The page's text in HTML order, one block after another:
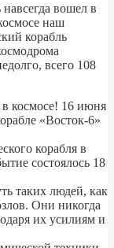
вошел в
наш
корабль
всего 108
космосе! 16 июня
«Восток-6»
корабля в
состоялось 18
таких людей, как
Они никогда
их усилиям и